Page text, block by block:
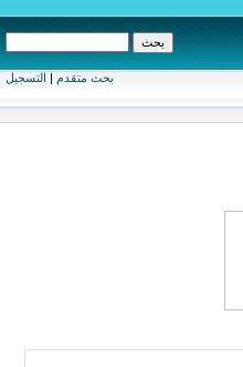
بحث متقدم | التسجيل